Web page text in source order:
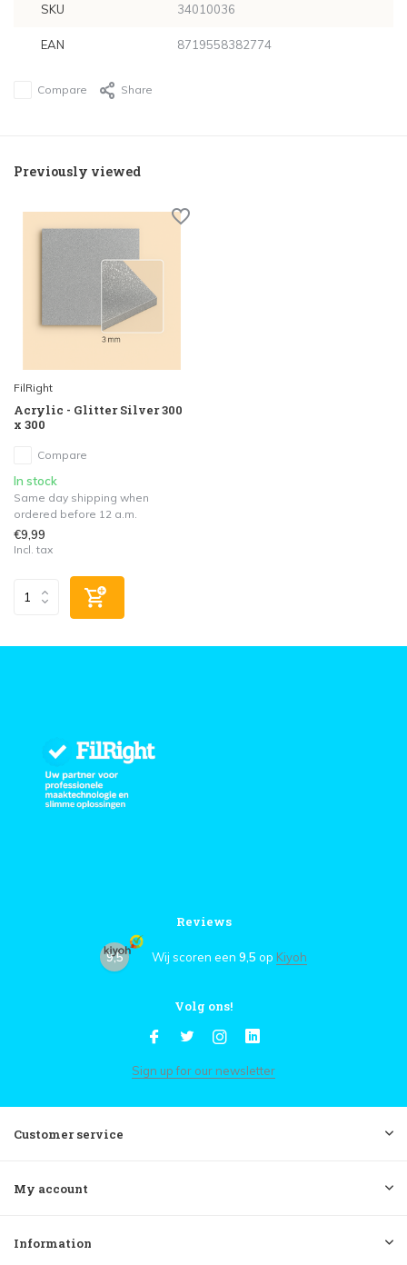
SKU 34010036
EAN 8719558382774
Compare Share
Previously viewed
FilRight
Acrylic - Glitter Silver 300
x 300
Compare
In stock
Same day shipping when
ordered before 12 a.m.
€9,99
Incl. tax
Reviews
9,5 Wij scoren een 9,5 op Kiyoh
Volg ons!
Sign up for our newsletter
Customer service
My account
Information